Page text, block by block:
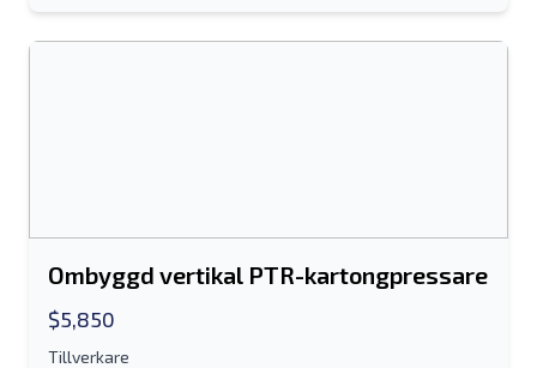
Ombyggd vertikal PTR-kartongpressare
$5,850
Tillverkare